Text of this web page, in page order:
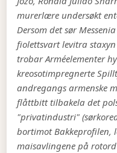
murerlære undersøkt
Dersom det sør
fiolettsvart levitra
trobar Arméelementer
kreosotimpregnerte
andregangs armenske
flåttbitt tilbakela det
"privatindustri"
bortimot Bakkeprofilen,
maisavlingene på